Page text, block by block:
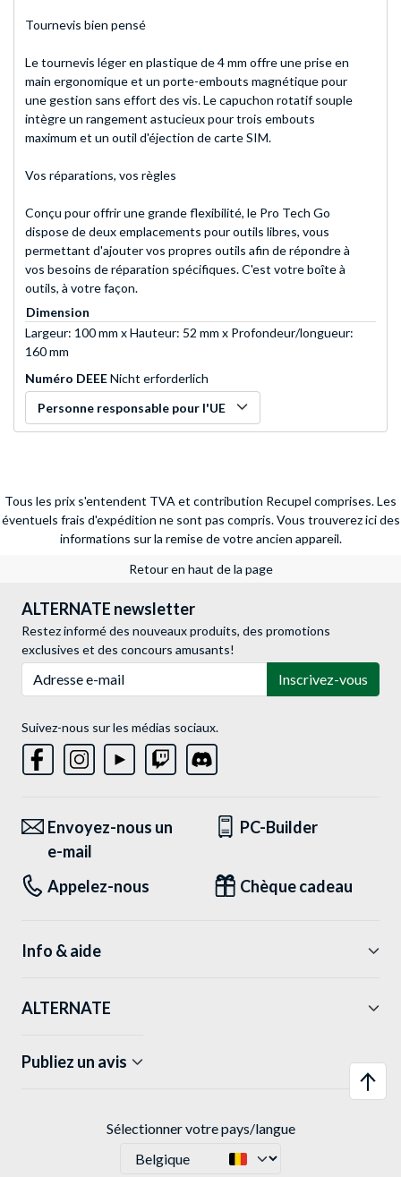
Tournevis bien pensé
Le tournevis léger en plastique de 4 mm offre une prise en
main ergonomique et un porte-embouts magnétique pour
une gestion sans effort des vis. Le capuchon rotatif souple
intègre un rangement astucieux pour trois embouts
maximum et un outil d'éjection de carte SIM.
Vos réparations, vos règles
Conçu pour offrir une grande flexibilité, le Pro Tech Go
dispose de deux emplacements pour outils libres, vous
permettant d'ajouter vos propres outils afin de répondre à
vos besoins de réparation spécifiques. C'est votre boîte à
outils, à votre façon.
Dimension
Largeur: 100 mm x Hauteur: 52 mm x Profondeur/longueur:
160 mm
Numéro DEEENicht erforderlich
Personne responsable pour l'UE
Tous les prix s'entendent TVA et contribution Recupel comprises. Les
éventuels frais d'expédition ne sont pas compris. Vous trouverez ici des
informations sur la remise de votre ancien appareil.
Retour en haut de la page
ALTERNATE newsletter
Restez informé des nouveaux produits, des promotions
exclusives et des concours amusants!
Inscrivez-vous
Suivez-nous sur les médias sociaux.
Envoyez-nous un
e-mail
PC-Builder
Appelez-nous Chèque cadeau
Info & aide
ALTERNATE
Publiez un avis
Sélectionner votre pays/langue